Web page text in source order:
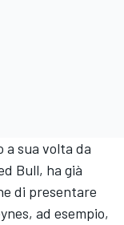
sua volta da
Bull, ha già
di presentare
ad esempio,